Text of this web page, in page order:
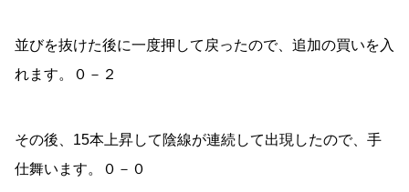
並びを抜けた後に一度押して戻ったので、追加の買いを入
れます。０－２
その後、15本上昇して陰線が連続して出現したので、手
仕舞います。０－０